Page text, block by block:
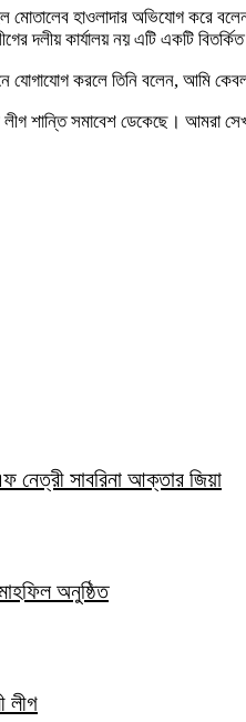
হাওলাদার অভিযোগ করে
দলীয় কার্যালয় নয় এটি একটি
করলে তিনি বলেন, আমি
শান্তি সমাবেশ ডেকেছে। আমরা
নেত্রী সাবরিনা আক্তার জিয়া
অনুষ্ঠিত
লীগ